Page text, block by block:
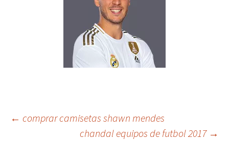
Navegación
← comprar camisetas shawn mendes
chandal equipos de futbol 2017 →